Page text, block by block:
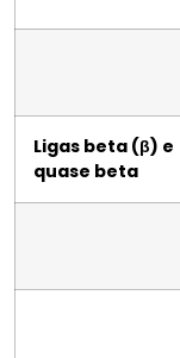
Ligas beta (β) e
quase beta